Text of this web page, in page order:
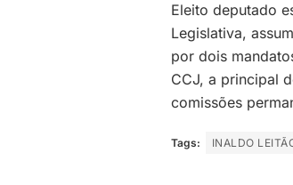
Eleito deputado
Legislativa,
por dois
CCJ, a principal
comissões
Tags: INALDO